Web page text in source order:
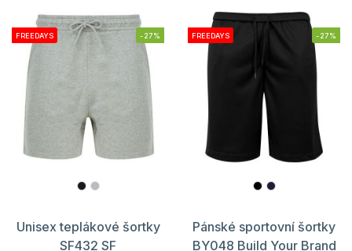
FREEDAYS -27%
Unisex teplákové šortky
SF432 SF
FREEDAYS -27%
Pánské sportovní šortky
BY048 Build Your Brand